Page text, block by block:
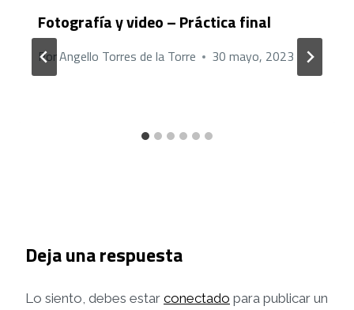
Fotografía y video – Práctica final
PorAngello Torres de la Torre 30 mayo, 2023
Deja una respuesta
Lo siento, debes estar conectado para publicar un